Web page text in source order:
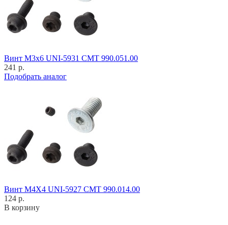
Винт M3x6 UNI-5931 CMT 990.051.00
241 р.
Подобрать аналог
Винт M4X4 UNI-5927 CMT 990.014.00
124 р.
В корзину